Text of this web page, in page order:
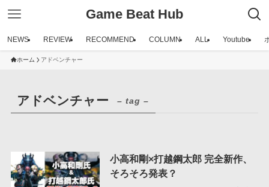
Game Beat Hub
NEWS REVIEW RECOMMEND COLUMN ALL Youtube
ホーム アドベンチャー
アドベンチャー – tag –
小高和剛×打越鋼太郎 完全新作、
そろそろ発表？